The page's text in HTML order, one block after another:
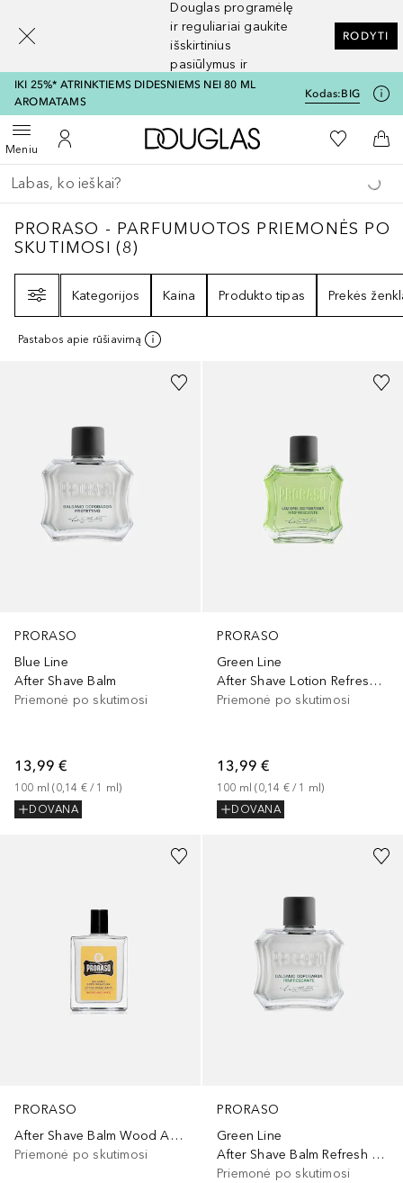
Douglas programėlę
ir reguliariai gaukite
išskirtinius
pasiūlymus ir
nuolaidas
RODYTI
IKI 25%* ATRINKTIEMS DIDESNIEMS NEI 80 ML
AROMATAMS
Kodas:BIG
MeniuAtidaryti meniuĮ mano paskyrą
Į Douglas pagrindinį
Į mano
Į
Grįžk atgal
Vykdykite paiešką
PRORASO - PARFUMUOTOS PRIEMONĖS
PRORASO - PARFUMUOTOS PRIEMONĖS PO
SKUTIMOSI (8)
Kategorijos
Kaina Produkto tipas Prekės
Pastabos apie rūšiavimą
PRORASO
Blue Line
After Shave Balm
Priemonė po skutimosi
13,99 €
100 ml (0,14 € / 1 ml)
DOVANA
PRORASO
Green Line
After Shave Lotion Refresh Eucalyptus
Priemonė po skutimosi
13,99 €
100 ml (0,14 € / 1 ml)
DOVANA
PRORASO
After Shave Balm Wood And Spice
Priemonė po skutimosi
PRORASO
Green Line
After Shave Balm Refresh Eucalyptus
Priemonė po skutimosi
[navigation.slideout.screenreader]